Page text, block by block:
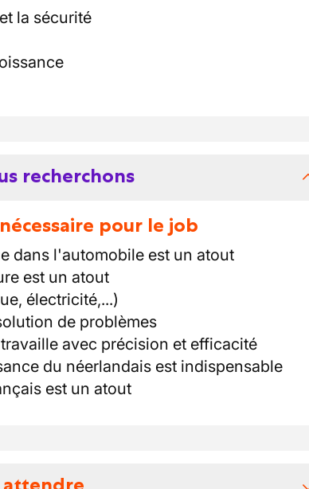
la sécurité
recherchons
pour le job
dans l'automobile est un atout
est un atout
électricité,...)
de problèmes
avec précision et efficacité
du néerlandais est indispensable
est un atout